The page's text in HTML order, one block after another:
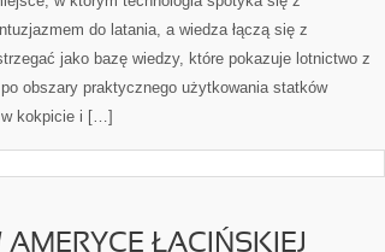
do latania, a wiedza łączą się z
jako bazę wiedzy, które pokazuje lotnictwo z
obszary praktycznego użytkowania statków
kokpicie i […]
ŁACIŃSKIEJ